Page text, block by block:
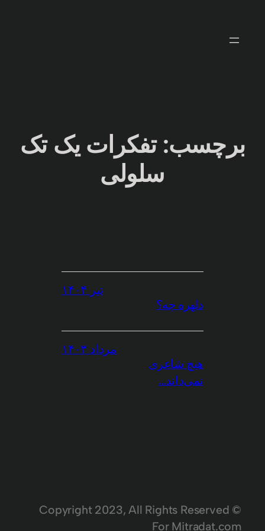
محتوا
برچسب:تفکرات یک تک
سلولی
دلهره چه؟
تیر ۱۴۰۴
هیچ شاعری
نمی‌داند…
مرداد ۱۴۰۳
© Copyright 2023, All Rights Reserved
For Mitradat.com